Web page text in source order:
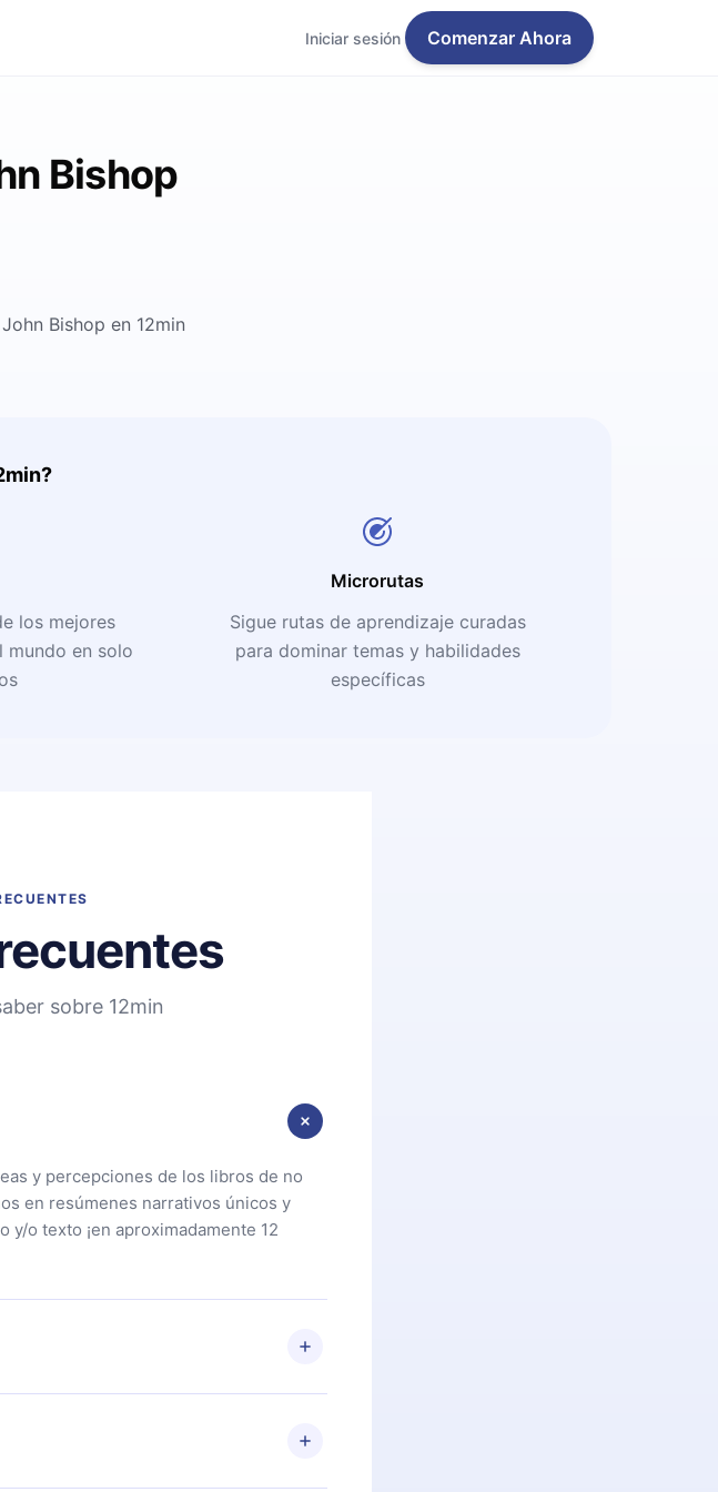
Iniciar sesión Comenzar Ahora
Bishop
Bishop en 12min
los mejores
en solo
Microrutas
Sigue rutas de aprendizaje curadas
para dominar temas y habilidades
específicas
sobre 12min
y percepciones de los libros de no
en resúmenes narrativos únicos y
o texto ¡en aproximadamente 12
a disfrutar de nuestra biblioteca. Si por
simplemente contacta a